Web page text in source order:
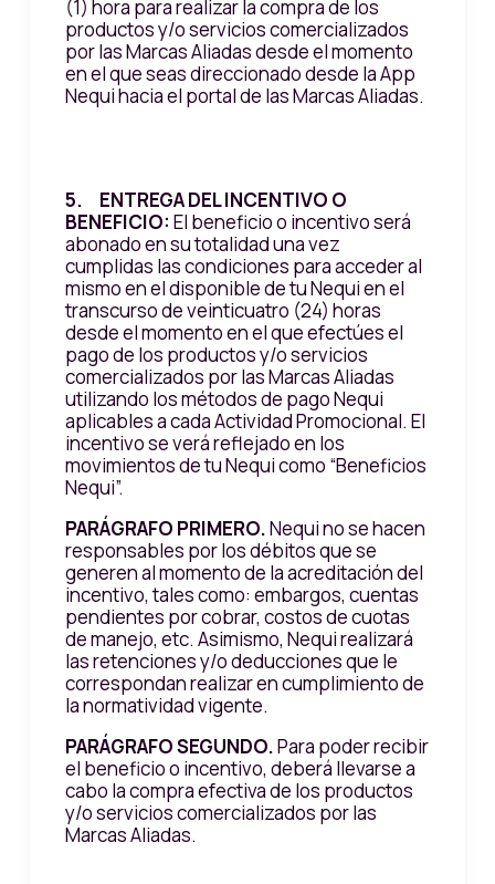
(1) hora para realizar la compra de los
productos y/o servicios comercializados
por las Marcas Aliadas desde el momento
en el que seas direccionado desde la App
Nequi hacia el portal de las Marcas Aliadas.
5. ENTREGA DEL INCENTIVO O
BENEFICIO: El beneficio o incentivo será
abonado en su totalidad una vez
cumplidas las condiciones para acceder al
mismo en el disponible de tu Nequi en el
transcurso de veinticuatro (24) horas
desde el momento en el que efectúes el
pago de los productos y/o servicios
comercializados por las Marcas Aliadas
utilizando los métodos de pago Nequi
aplicables a cada Actividad Promocional. El
incentivo se verá reflejado en los
movimientos de tu Nequi como “Beneficios
Nequi”.
PARÁGRAFO PRIMERO.Nequi no se hacen
responsables por los débitos que se
generen al momento de la acreditación del
incentivo, tales como: embargos, cuentas
pendientes por cobrar, costos de cuotas
de manejo, etc. Asimismo, Nequi realizará
las retenciones y/o deducciones que le
correspondan realizar en cumplimiento de
la normatividad vigente.
PARÁGRAFO SEGUNDO.Para poder recibir
el beneficio o incentivo, deberá llevarse a
cabo la compra efectiva de los productos
y/o servicios comercializados por las
Marcas Aliadas.